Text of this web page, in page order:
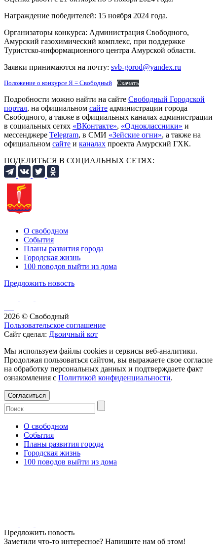
Награждение победителей: 15 ноября 2024 года.
Организаторы конкурса: Администрация Свободного,
Амурский газохимический комплекс, при поддержке
Туристско-информационного центра Амурской области.
Заявки принимаются на почту: svb-gorod@yandex.ru
Положение о конкурсе Я = Свободный Скачать
Подробности можно найти на сайте Свободный Городской
портал, на официальном сайте администрации города
Свободного, а также в официальных каналах администрации
в социальных сетях «ВКонтакте», «Одноклассники» и
мессенджере Telegram, в СМИ «Зейские огни», а также на
официальном сайте и каналах проекта Амурский ГХК.
ПОДЕЛИТЬСЯ В СОЦИАЛЬНЫХ СЕТЯХ:
О свободном
События
Планы развития города
Городская жизнь
100 поводов выйти из дома
Предложить новость
2026 © Свободный
Пользовательское соглашение
Сайт сделал: Двоичный кот
Мы используем файлы cookies и сервисы веб-аналитики.
Продолжая пользоваться сайтом, вы выражаете свое согласие
на обработку персональных данных и подтверждаете факт
ознакомления с Политикой конфиденциальности.
Согласиться
О свободном
События
Планы развития города
Городская жизнь
100 поводов выйти из дома
Предложить новость
Заметили что-то интересное? Напишите нам об этом!